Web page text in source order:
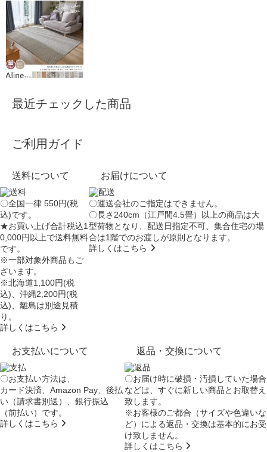
最近チェックした商品
ご利用ガイド
送料について
〇全国一律 550円(税
込)です。
★お買い上げ合計税込1
0,000円以上で送料無料
です。
※一部対象外商品もご
ざいます。
※北海道1,100円(税
込)、沖縄2,200円(税
込)、離島は別途見積
り。
詳しくはこちら
お届けについて
〇運送会社のご指定はできません。
〇長さ240cm（江戸間4.5畳）以上の商品は大
型荷物となり、配送日指定不可、集合住宅の場
合は1階でのお渡しが原則となります。
詳しくはこちら
お支払いについて
〇お支払い方法は、
カード決済、Amazon Pay、後払
い（請求書別送）、銀行振込
（前払い）です。
詳しくはこちら
返品・交換について
〇お届け時に破損・汚損していた場合
などは、すぐに新しい商品とお取替え
致します。
※お客様のご都合（サイズや色違いな
ど）による返品・交換は基本的にお受
け致しません。
詳しくはこちら